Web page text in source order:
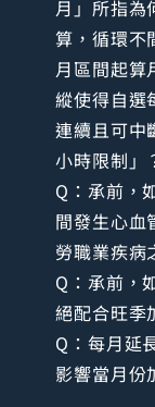
月」所指為
算，循環不
月區間起算
縱使得自選
連續且可中
小時限制」
Q：承前，
間發生心血
勞職業疾病
Q：承前，
絕配合旺季
Q：每月延
影響當月份